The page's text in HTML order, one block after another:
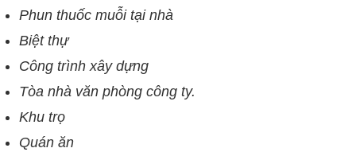
Phun thuốc muỗi tại nhà
Biệt thự
Công trình xây dựng
Tòa nhà văn phòng công ty.
Khu trọ
Quán ăn